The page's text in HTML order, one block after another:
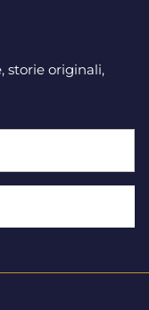
storie originali,